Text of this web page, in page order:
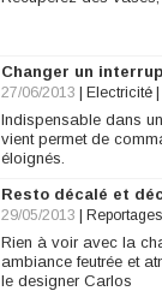
Changer un
27/06/2013 Electricité
Indispensable dans
vient permet de
éloignés.
Resto décalé et
29/05/2013 Reportages
Rien à voir avec la
ambiance feutrée et
le designer Carlos